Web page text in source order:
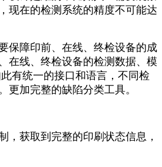
现在的检测系统的精度不可能达
障印前、在线、终检设备的成
在线、终检设备的检测数据、模
有统一的接口和语言，不同检
更加完整的缺陷分类工具。
获取到完整的印刷状态信息，